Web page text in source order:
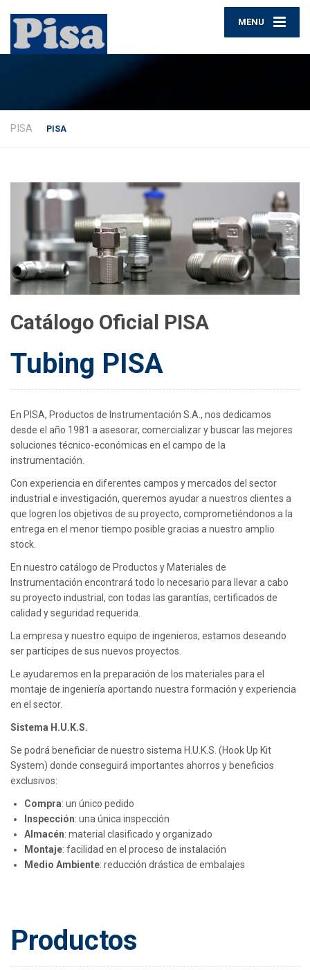
MENU
PISA PISA
Catálogo Oficial PISA
Tubing PISA
En PISA, Productos de Instrumentación S.A., nos dedicamos
desde el año 1981 a asesorar, comercializar y buscar las mejores
soluciones técnico-económicas en el campo de la
instrumentación.
Con experiencia en diferentes campos y mercados del sector
industrial e investigación, queremos ayudar a nuestros clientes a
que logren los objetivos de su proyecto, comprometiéndonos a la
entrega en el menor tiempo posible gracias a nuestro amplio
stock.
En nuestro catálogo de Productos y Materiales de
Instrumentación encontrará todo lo necesario para llevar a cabo
su proyecto industrial, con todas las garantías, certificados de
calidad y seguridad requerida.
La empresa y nuestro equipo de ingenieros, estamos deseando
ser partícipes de sus nuevos proyectos.
Le ayudaremos en la preparación de los materiales para el
montaje de ingeniería aportando nuestra formación y experiencia
en el sector.
Sistema H.U.K.S.
Se podrá beneficiar de nuestro sistema H.U.K.S. (Hook Up Kit
System) donde conseguirá importantes ahorros y beneficios
exclusivos:
Compra: un único pedido
Inspección: una única inspección
Almacén: material clasificado y organizado
Montaje: facilidad en el proceso de instalación
Medio Ambiente: reducción drástica de embalajes
Productos